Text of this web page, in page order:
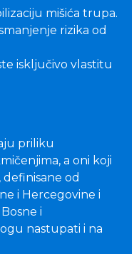
mišića trupa.
rizika od
isključivo vlastitu
priliku
a oni koji
od
i Hercegovine i
i
nastupati i na